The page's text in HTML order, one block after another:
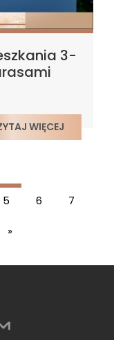
3-
WIĘCEJ
5 6 7
»